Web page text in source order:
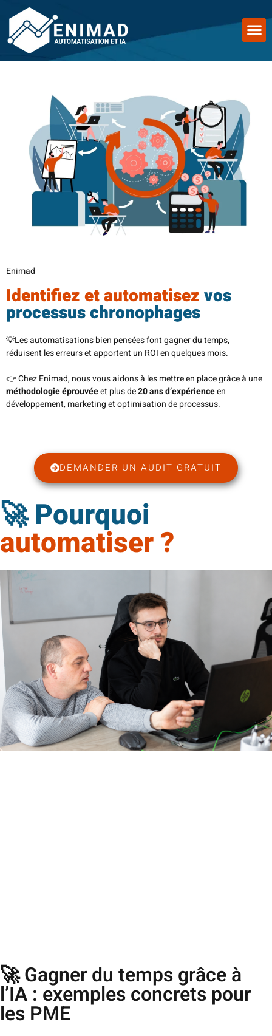
Enimad
Identifiez et automatisezvos
processus chronophages
💡Les automatisations bien pensées font gagner du temps,
réduisent les erreurs et apportent un ROI en quelques mois.
👉 Chez Enimad, nous vous aidons à les mettre en place grâce à une
méthodologie éprouvéeet plus de20 ans d’expérienceen
développement, marketing et optimisation de processus.
DEMANDER UN AUDIT GRATUIT
🚀 Pourquoi
automatiser ?
🚀 Gagner du temps grâce à
l’IA : exemples concrets pour
les PME​